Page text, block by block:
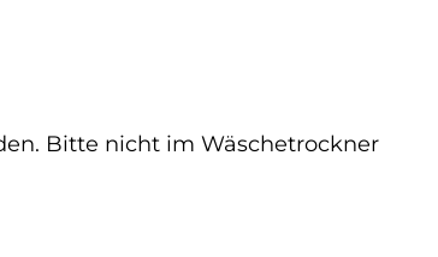
Bitte nicht im Wäschetrockner